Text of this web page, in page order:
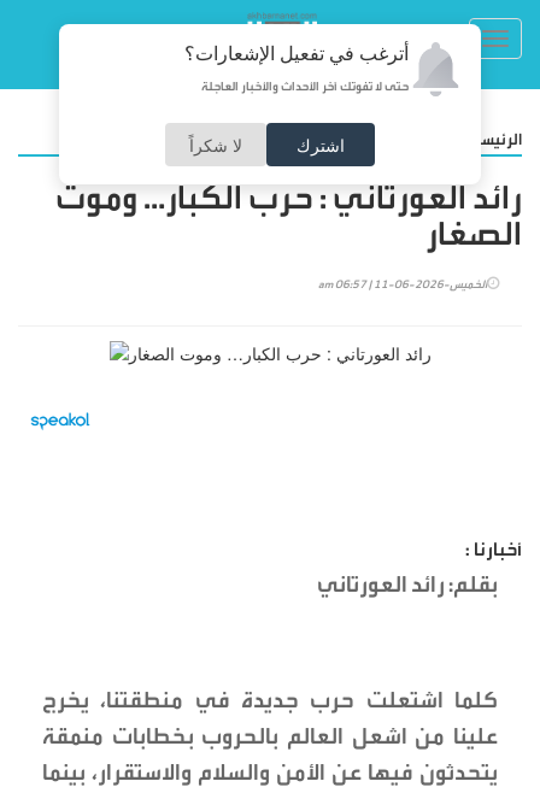
أترغب في تفعيل الإشعارات؟
حتى لا تفوتك آخر الأحداث والأخبار العاجلة
اشترك لا شكراً الرئيسية
رائد العورتاني : حرب الكبار… وموت
الصغار
الخميس-2026-06-11 | 06:57 am
أخبارنا :
بقلم: رائد العورتاني
كلما اشتعلت حرب جديدة في منطقتنا، يخرج
علينا من اشعل العالم بالحروب بخطابات منمقة
يتحدثون فيها عن الأمن والسلام والاستقرار، بينما